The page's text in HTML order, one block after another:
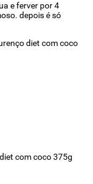
e ferver por 4
depois é só
diet com coco
com coco 375g